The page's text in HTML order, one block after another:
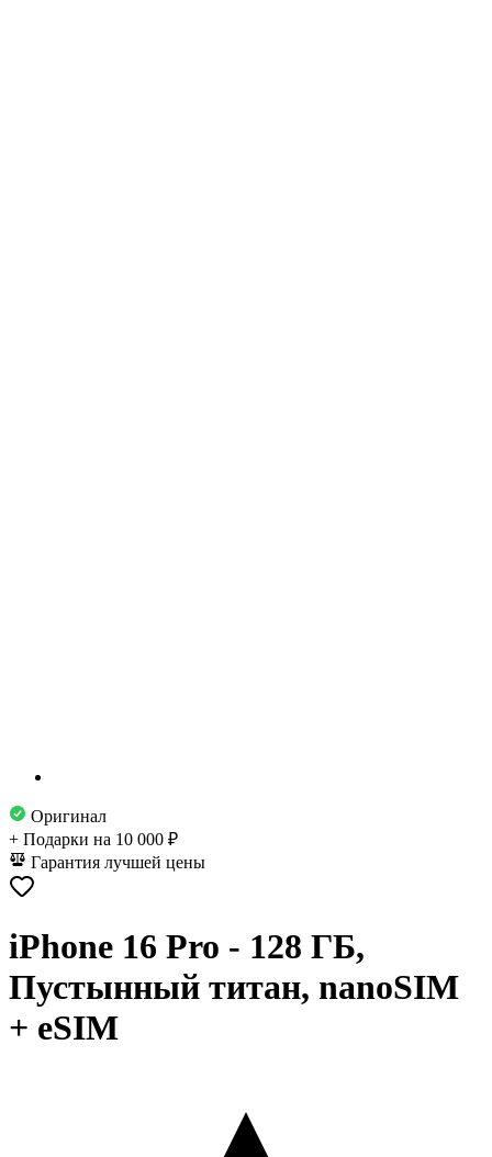
Оригинал
+ Подарки на 10 000 ₽
Гарантия лучшей цены
iPhone 16 Pro - 128 ГБ,
Пустынный титан, nanoSIM
+ eSIM